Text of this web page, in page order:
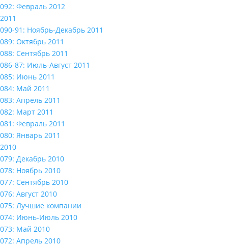
092: Февраль 2012
2011
090-91: Ноябрь-Декабрь 2011
089: Октябрь 2011
088: Сентябрь 2011
086-87: Июль-Август 2011
085: Июнь 2011
084: Май 2011
083: Апрель 2011
082: Март 2011
081: Февраль 2011
080: Январь 2011
2010
079: Декабрь 2010
078: Ноябрь 2010
077: Сентябрь 2010
076: Август 2010
075: Лучшие компании
074: Июнь-Июль 2010
073: Май 2010
072: Апрель 2010